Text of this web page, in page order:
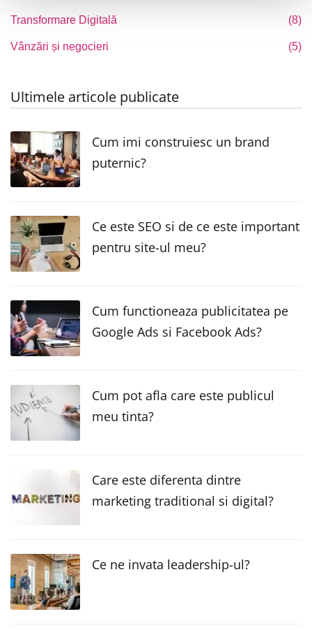
Transformare Digitală (8)
Vânzări și negocieri (5)
Ultimele articole publicate
Cum imi construiesc un brand
puternic?
Ce este SEO si de ce este important
pentru site-ul meu?
Cum functioneaza publicitatea pe
Google Ads si Facebook Ads?
Cum pot afla care este publicul
meu tinta?
Care este diferenta dintre
marketing traditional si digital?
Ce ne invata leadership-ul?